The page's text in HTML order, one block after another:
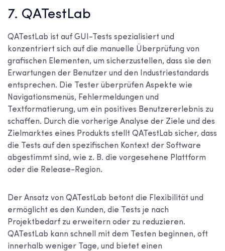
7. QATestLab
QATestLab ist auf GUI-Tests spezialisiert und
konzentriert sich auf die manuelle Überprüfung von
grafischen Elementen, um sicherzustellen, dass sie den
Erwartungen der Benutzer und den Industriestandards
entsprechen. Die Tester überprüfen Aspekte wie
Navigationsmenüs, Fehlermeldungen und
Textformatierung, um ein positives Benutzererlebnis zu
schaffen. Durch die vorherige Analyse der Ziele und des
Zielmarktes eines Produkts stellt QATestLab sicher, dass
die Tests auf den spezifischen Kontext der Software
abgestimmt sind, wie z. B. die vorgesehene Plattform
oder die Release-Region.
Der Ansatz von QATestLab betont die Flexibilität und
ermöglicht es den Kunden, die Tests je nach
Projektbedarf zu erweitern oder zu reduzieren.
QATestLab kann schnell mit dem Testen beginnen, oft
innerhalb weniger Tage, und bietet einen